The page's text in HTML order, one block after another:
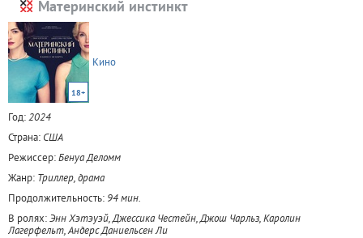
Материнский инстинкт
18+
Кино
Год:2024
Страна: США
Режиссер:Бенуа Деломм
Жанр: Триллер, драма
Продолжительность: 94 мин.
В ролях:Энн Хэтэуэй, Джессика Честейн, Джош Чарльз, Каролин
Лагерфельт, Андерс Даниельсен Ли